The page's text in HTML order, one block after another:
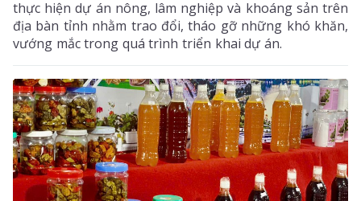
thực hiện dự án nông, lâm nghiệp và khoáng sản trên
địa bàn tỉnh nhằm trao đổi, tháo gỡ những khó khăn,
vướng mắc trong quá trình triển khai dự án.